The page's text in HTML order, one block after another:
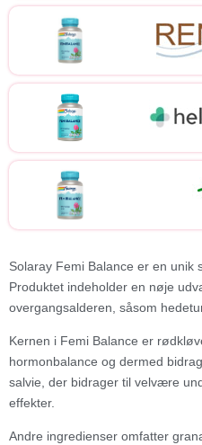
Solaray Femi Balance er en
Produktet indeholder en nøje
overgangsalderen, såsom
Kernen i Femi Balance er
hormonbalance og dermed
salvie, der bidrager til velvære
effekter.
Andre ingredienser omfatter